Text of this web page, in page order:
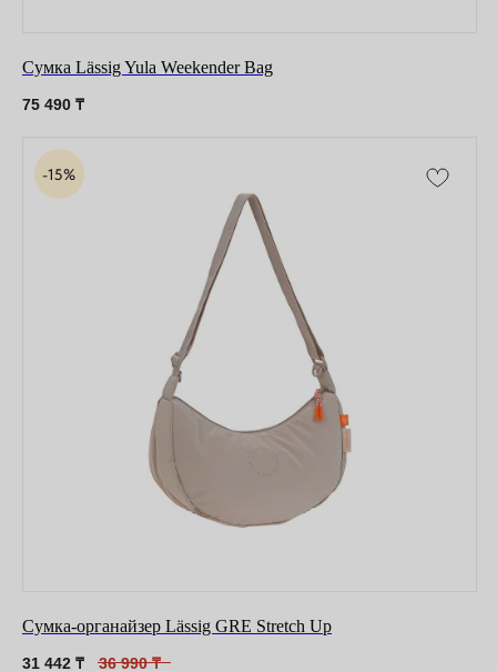
Сумка Lässig Yula Weekender Bag
75 490 ₸
Сумка-органайзер Lässig GRE Stretch Up
31 442 ₸ 36 990 ₸